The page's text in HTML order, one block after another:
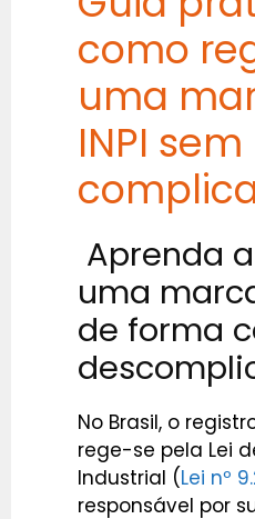
como
uma
INPI sem
Aprenda
uma
de forma
No Brasil, o
rege-se pela Lei
Industrial (Lei nº
responsável por